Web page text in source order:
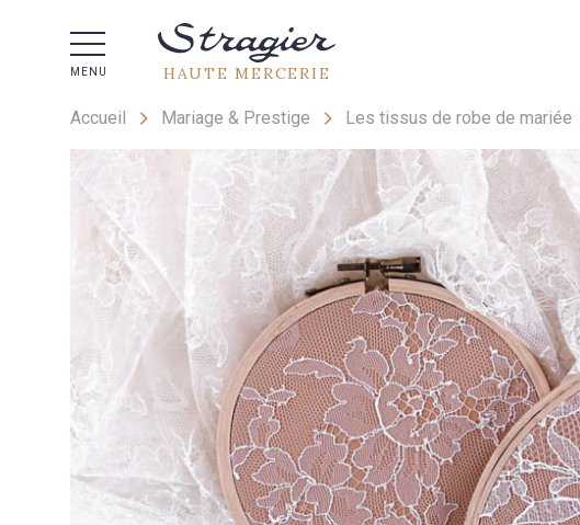
MENU HAUTE MERCERIE
Accueil Mariage & Prestige Les tissus de robe de mariée